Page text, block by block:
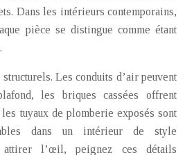
Dans les intérieurs contemporains,
pièce se distingue comme étant
Les conduits d’air peuvent
les briques cassées offrent
tuyaux de plomberie exposés sont
dans un intérieur de style
attirer l’œil, peignez ces détails